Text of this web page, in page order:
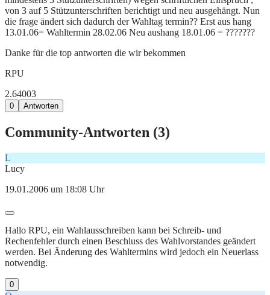
von 3 auf 5 Stützunterschriften berichtigt und neu ausgehängt. Nun
die frage ändert sich dadurch der Wahltag termin?? Erst aus hang
13.01.06= Wahltermin 28.02.06 Neu aushang 18.01.06 = ???????
Danke für die top antworten die wir bekommen
RPU
2.64003
0 Antworten
Community-Antworten (3)
L
Lucy
19.01.2006 um 18:08 Uhr
Hallo RPU, ein Wahlausschreiben kann bei Schreib- und
Rechenfehler durch einen Beschluss des Wahlvorstandes geändert
werden. Bei Änderung des Wahltermins wird jedoch ein Neuerlass
notwendig.
0